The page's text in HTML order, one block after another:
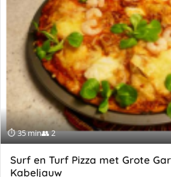
⏱ 35 min👥 2
Surf en Turf Pizza met Grote
Kabeljauw